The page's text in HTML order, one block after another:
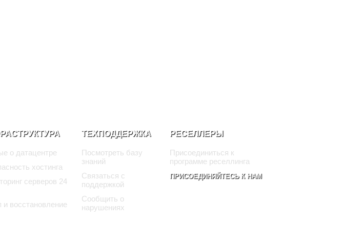
о датацентре
хостинга
серверов 24
и восстановление
ТЕХПОДДЕРЖКА
Посмотреть базу
знаний
Связаться с
поддержкой
Сообщить о
нарушениях
РЕСЕЛЛЕРЫ
Присоединиться к
программе реселлинга
ПРИСОЕДИНЯЙТЕСЬ К НАМ